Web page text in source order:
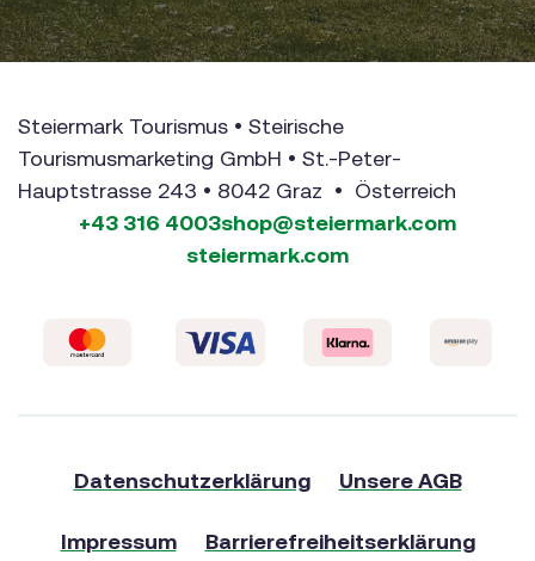
Steiermark Tourismus • Steirische
Tourismusmarketing GmbH • St.-Peter-
Hauptstrasse 243 • 8042 Graz • Österreich
+43 316 4003shop@steiermark.com
steiermark.com
Datenschutzerklärung Unsere AGB
Impressum Barrierefreiheitserklärung